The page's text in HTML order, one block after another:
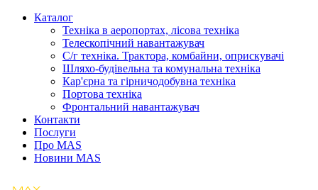
Каталог
Техніка в аеропортах, лісова техніка
Телескопічний навантажувач
С/г техніка. Трактора, комбайни, оприскувачі
Шляхо-будівельна та комунальна техніка
Кар'єрна та гірничодобувна техніка
Портова техніка
Фронтальний навантажувач
Контакти
Послуги
Про MAS
Новини MAS